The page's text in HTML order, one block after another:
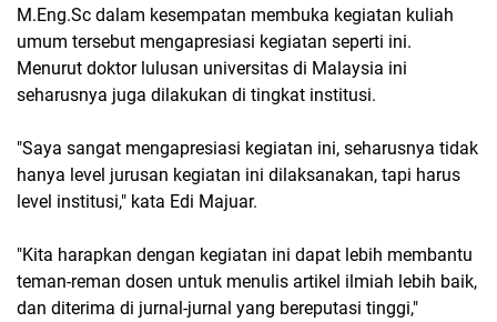
M.Eng.Sc dalam kesempatan membuka kegiatan kuliah
umum tersebut mengapresiasi kegiatan seperti ini.
Menurut doktor lulusan universitas di Malaysia ini
seharusnya juga dilakukan di tingkat institusi.
"Saya sangat mengapresiasi kegiatan ini, seharusnya tidak
hanya level jurusan kegiatan ini dilaksanakan, tapi harus
level institusi," kata Edi Majuar.
"Kita harapkan dengan kegiatan ini dapat lebih membantu
teman-reman dosen untuk menulis artikel ilmiah lebih baik,
dan diterima di jurnal-jurnal yang bereputasi tinggi,"